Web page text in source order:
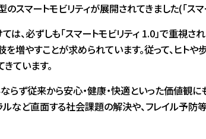
のスマートモビリティが展開されてきました(「スマ
は、必ずしも「スマートモビリティ 1.0」で重
やすことが求められています。従って、ヒトや
ています。
らず従来から安心・健康・快適といった価値観
ルなど直面する社会課題の解決や、フレイル予